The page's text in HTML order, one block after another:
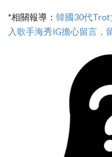
*相關報導： 韓國30代Trot
入歌手海秀IG擔心留言，